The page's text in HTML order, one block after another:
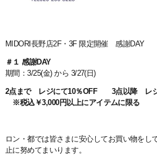
MIDORI長野店2F・3F 限定開催 感謝DAY
＃１ 感謝DAY
期間：3/25(金) から 3/27(日)
2点まで レジにて10％OFF 3点以降 レジ
※税込￥3,000円以上にアイテムに限る
ロン・都では皆さまに安心してお買い物をし
止に努めてまいります。